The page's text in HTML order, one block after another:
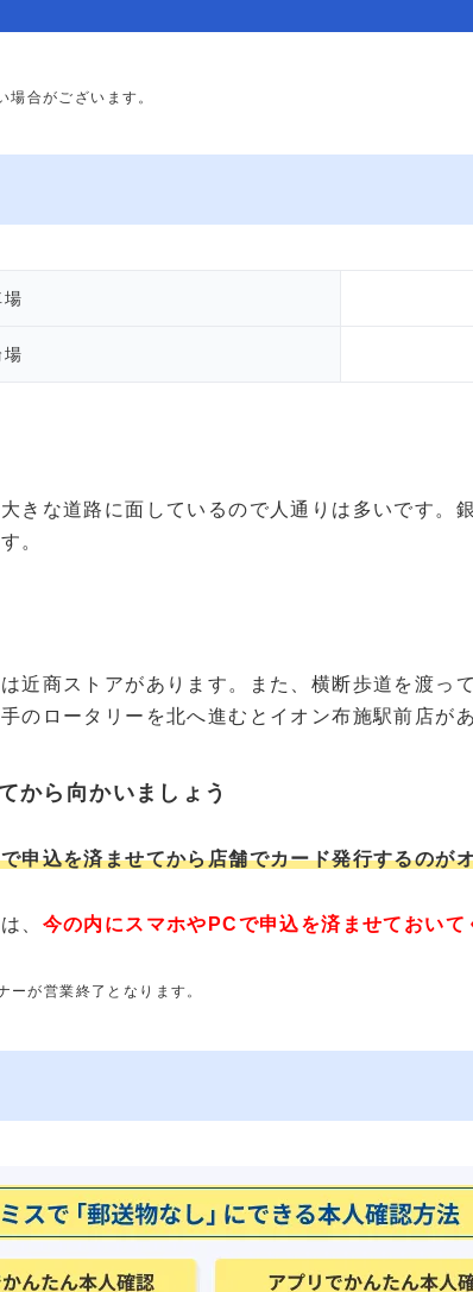
合がございます。
場
場
きな道路に面しているので人通りは多いです。
。
近商ストアがあります。また、横断歩道を渡っ
のロータリーを北へ進むとイオン布施駅前店が
から向かいましょう
申込を済ませてから店舗でカード発行するのが
、 今の内にスマホやPCで申込を済ませておいて
が営業終了となります。